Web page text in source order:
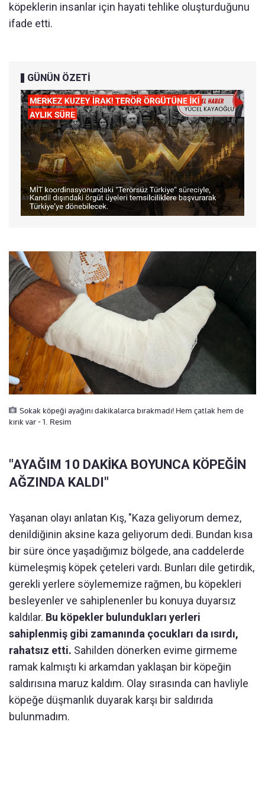
köpeklerin insanlar için hayati tehlike oluşturduğunu
ifade etti.
GÜNÜN ÖZETİ
Sokak köpeği ayağını dakikalarca bırakmadı! Hem çatlak hem de
kırık var - 1. Resim
"AYAĞIM 10 DAKİKA BOYUNCA KÖPEĞİN
AĞZINDA KALDI"
Yaşanan olayı anlatan Kış, "Kaza geliyorum demez,
denildiğinin aksine kaza geliyorum dedi. Bundan kısa
bir süre önce yaşadığımız bölgede, ana caddelerde
kümeleşmiş köpek çeteleri vardı. Bunları dile getirdik,
gerekli yerlere söylememize rağmen, bu köpekleri
besleyenler ve sahiplenenler bu konuya duyarsız
kaldılar. Bu köpekler bulundukları yerleri
sahiplenmiş gibi zamanında çocukları da ısırdı,
rahatsız etti. Sahilden dönerken evime girmeme
ramak kalmıştı ki arkamdan yaklaşan bir köpeğin
saldırısına maruz kaldım. Olay sırasında can havliyle
köpeğe düşmanlık duyarak karşı bir saldırıda
bulunmadım.